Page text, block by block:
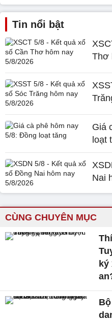
Tin nổi bật
Thơ
Giá
loạt
Nai
CÙNG CHUYÊN MỤC